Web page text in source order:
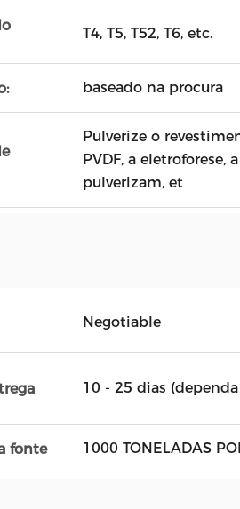
T4, T5, T52, T6, etc.
baseado na procura
Pulverize o
PVDF, a eletroforese,
pulverizam, et
Negotiable
10 - 25 dias
fonte 1000 TONELADAS